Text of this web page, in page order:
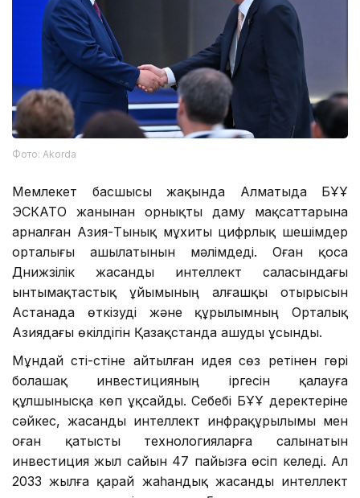
Фото: Аkorda
Мемлекет басшысы жақында Алматыда БҰҰ
ЭСКАТО жанынан орнықты даму мақсаттарына
арналған Азия-Тынық мұхиты цифрлық шешімдер
орталығы ашылатынын мәлімдеді. Оған қоса
Дүнижүзілік жасанды интеллект саласындағы
ынтымақтастық ұйымының алғашқы отырысын
Астанада өткізуді және құрылымның Орталық
Азиядағы өкілдігін Қазақстанда ашуды ұсынды.
Мұндай үсті-үстіне айтылған идея сөз ретінен гөрі
болашақ инвестицияның іргесін қалауға
құлшынысқа көп ұқсайды. Себебі БҰҰ деректеріне
сәйкес, жасанды интеллект инфрақұрылымы мен
оған қатысты технологияларға салынатын
инвестиция жыл сайын 47 пайызға өсіп келеді. Ал
2033 жылға қарай жаһандық жасанды интеллект